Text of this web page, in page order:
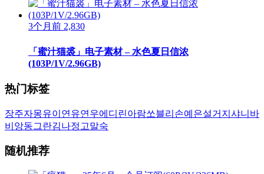
3个月前 2,830
「蜜汁猫裘」电子素材 – 水色夏日信浓
(103P/1V/2.96GB)
热门标签
장주자몽유이 연유연우에디린아람쏘블리 손예은설거지 샤니 바
비앙동그란김나정 고말숙
随机推荐